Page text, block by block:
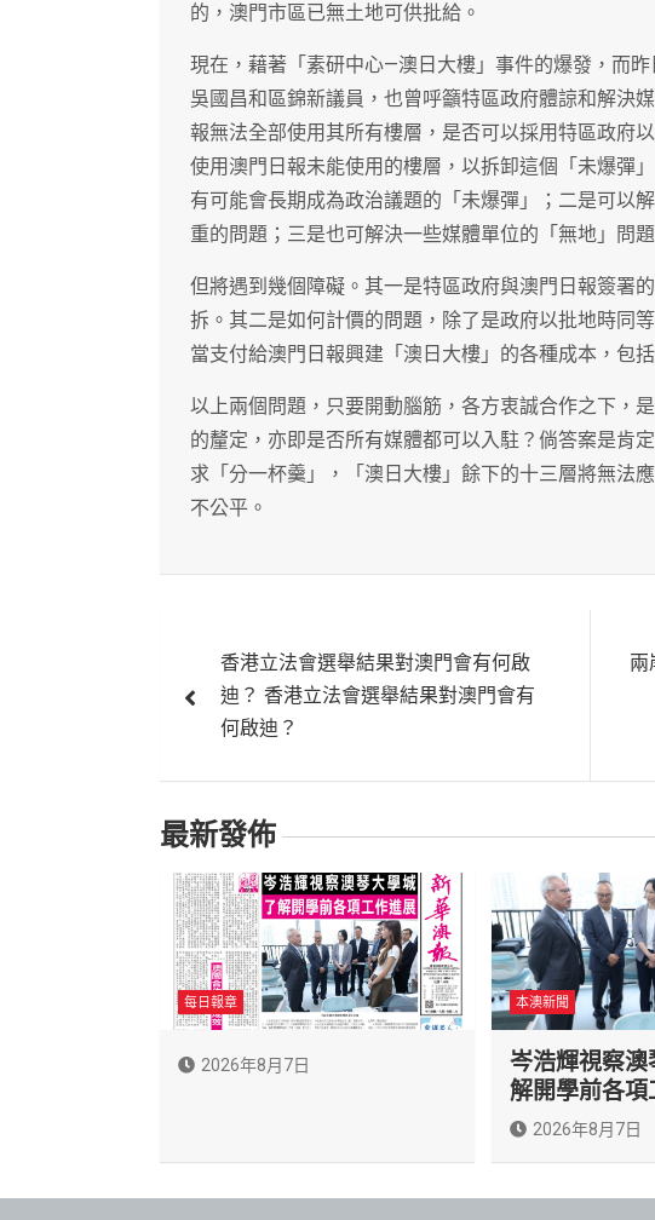
的，澳門市區已無土地可供批給。
現在，藉著「素研中心—澳日大樓」事件的爆發，而
吳國昌和區錦新議員，也曾呼籲特區政府體諒和解決
報無法全部使用其所有樓層，是否可以採用特區政府
使用澳門日報未能使用的樓層，以拆卸這個「未爆彈
有可能會長期成為政治議題的「未爆彈」；二是可以
重的問題；三是也可解決一些媒體單位的「無地」問題
但將遇到幾個障礙。其一是特區政府與澳門日報簽署
拆。其二是如何計價的問題，除了是政府以批地時同
當支付給澳門日報興建「澳日大樓」的各種成本，包
以上兩個問題，只要開動腦筋，各方衷誠合作之下，
的釐定，亦即是否所有媒體都可以入駐？倘答案是肯
求「分一杯羹」，「澳日大樓」餘下的十三層將無法
不公平。
章
覽
香港立法會選舉結果對澳門會有何啟
迪？ 香港立法會選舉結果對澳門會有
何啟迪？
兩
最新發佈
每日報章
2026年8月7日
本澳新聞
岑浩輝視察澳
解開學前各項
2026年8月7日